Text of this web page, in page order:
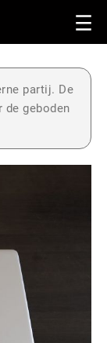
partij. De
geboden